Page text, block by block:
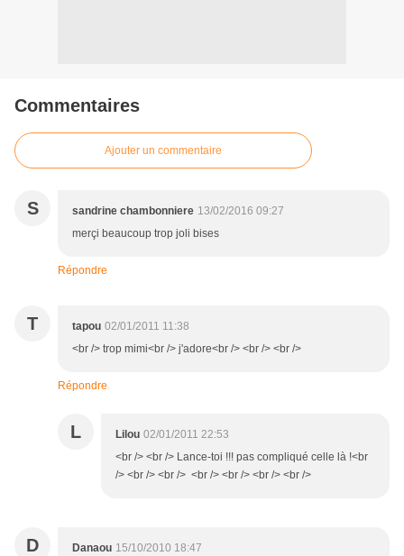
Commentaires
Ajouter un commentaire
S sandrine chambonniere 13/02/2016 09:27
merçi beaucoup trop joli bises
Répondre
T tapou 02/01/2011 11:38
<br /> trop mimi<br /> j'adore<br /> <br /> <br />
Répondre
L Lilou 02/01/2011 22:53
<br /> <br /> Lance-toi !!! pas compliqué celle là !<br
/> <br /> <br /> <br /> <br /> <br /> <br />
D Danaou 15/10/2010 18:47